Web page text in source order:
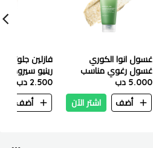
غسول انوا الكوري
غسول رغوي مناسب
للبشرة الدهنية - ١٥٠ ملي
5.000 دب
أضف
اشتر الآن
فازلين
رينيو سيروم
الجاف 45 مل ( توبي )
2.500 دب
أضف